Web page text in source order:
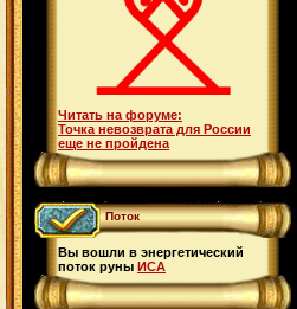
Читать на форуме:
Точка невозврата для России
еще не пройдена
Поток
Вы вошли в энергетический
поток руны ИСА